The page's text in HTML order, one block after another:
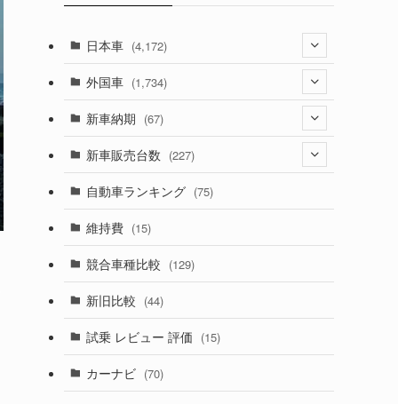
日本車 (4,172)
(1,321)
(329)
(525)
(357)
(328)
(194)
(230)
(253)
外国車 (1,734)
(188)
(242)
(85)
(84)
(14)
(222)
(50)
(58)
新車納期 (67)
(28)
(8)
(3)
(3)
(5)
(1)
新車販売台数 (227)
(21)
(5)
(7)
(5)
自動車ランキング (75)
維持費 (15)
競合車種比較 (129)
新旧比較 (44)
試乗 レビュー 評価 (15)
カーナビ (70)